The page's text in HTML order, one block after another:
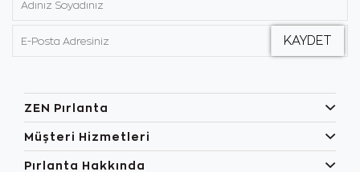
ZEN Pırlanta
Müşteri Hizmetleri
Pırlanta Hakkında